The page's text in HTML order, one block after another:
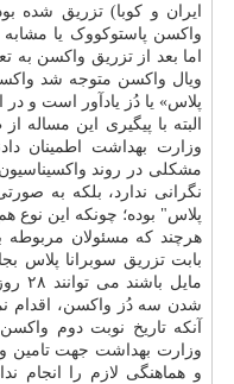
ایران و کوبا) تزریق شده
اما بعد از تزریق واکسن به
ویال واکسن متوجه شد
پلاس» یا دُز یادآور است و در
البته با پیگیری این مساله
وزارت بهداشت اطمینان
مشکلی در روند
نگرانی ندارد، بلکه به
پلاس" بوده؛ چونکه این
هرچند که مسئولان مربوطه
بابت تزریق سوبرانا پلاس
شدن سه دُز واکسن، اقدام
آنکه تاریخ نوبت دوم
وزارت بهداشت جهت تامین
و هماهنگی لازم را انجام